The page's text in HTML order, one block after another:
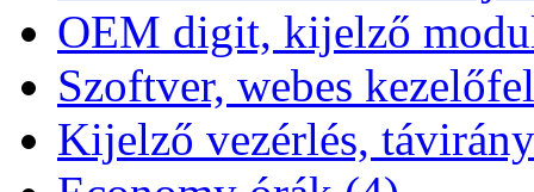
OEM digit, kijelző
Szoftver, webes
Kijelző vezérlés,